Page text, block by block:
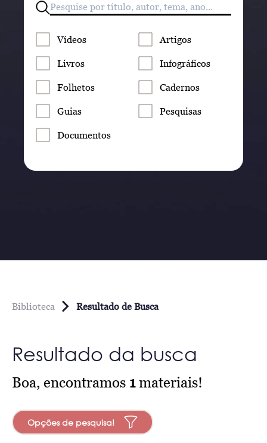
Vídeos Artigos
Livros Infográficos
Folhetos Cadernos
Guias Pesquisas
Documentos
Biblioteca Resultado de Busca
Resultado da busca
Boa, encontramos 1materiais!
Opções de pesquisa!